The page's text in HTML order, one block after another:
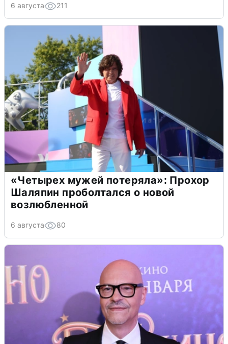
6 августа 211
«Четырех мужей потеряла»: Прохор
Шаляпин проболтался о новой
возлюбленной
6 августа 80